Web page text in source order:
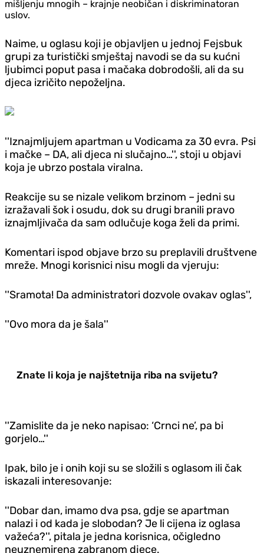
mišljenju mnogih – krajnje neobičan i diskriminatoran
uslov.
Naime, u oglasu koji je objavljen u jednoj Fejsbuk
grupi za turistički smještaj navodi se da su kućni
ljubimci poput pasa i mačaka dobrodošli, ali da su
djeca izričito nepoželjna.
''Iznajmljujem apartman u Vodicama za 30 evra. Psi
i mačke – DA, ali djeca ni slučajno…'', stoji u objavi
koja je ubrzo postala viralna.
Reakcije su se nizale velikom brzinom – jedni su
izražavali šok i osudu, dok su drugi branili pravo
iznajmljivača da sam odlučuje koga želi da primi.
Komentari ispod objave brzo su preplavili društvene
mreže. Mnogi korisnici nisu mogli da vjeruju:
''Sramota! Da administratori dozvole ovakav oglas'',
''Ovo mora da je šala''
Znate li koja je najštetnija riba na svijetu?
''Zamislite da je neko napisao: ‘Crnci ne’, pa bi
gorjelo…''
Ipak, bilo je i onih koji su se složili s oglasom ili čak
iskazali interesovanje:
''Dobar dan, imamo dva psa, gdje se apartman
nalazi i od kada je slobodan? Je li cijena iz oglasa
važeća?'', pitala je jedna korisnica, očigledno
neuznemirena zabranom djece.